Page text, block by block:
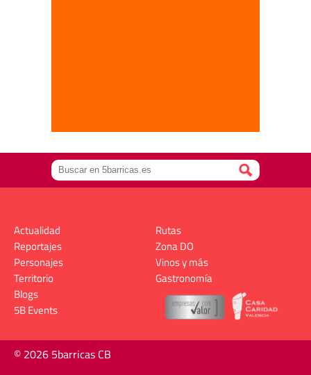
Actualidad
Reportajes
Personajes
Territorio
Rutas
Zona DO
Vinos y más
Gastronomía
Blogs
5B Events
© 2026 5barricas CB